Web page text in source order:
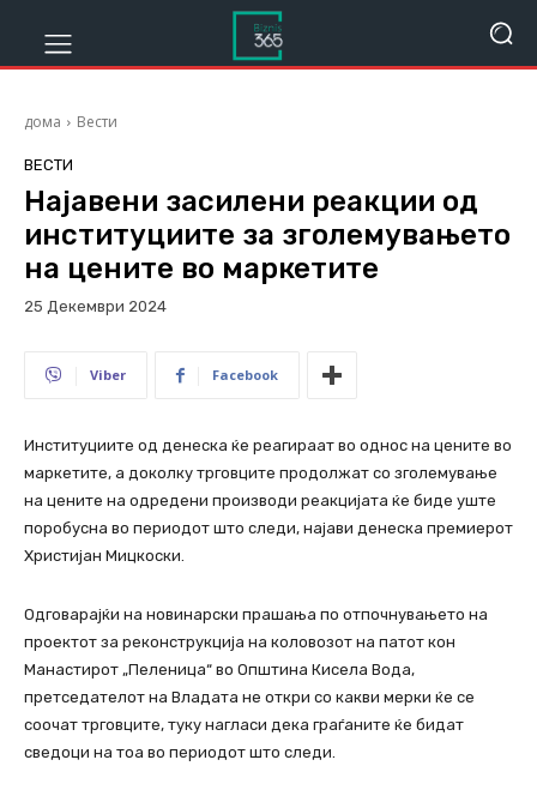
дома Вести
ВЕСТИ
Најавени засилени реакции од
институциите за зголемувањето
на цените во маркетите
25 Декември 2024
Viber Facebook
Институциите од денеска ќе реагираат во однос на цените во
маркетите, а доколку трговците продолжат со зголемување
на цените на одредени производи реакцијата ќе биде уште
поробусна во периодот што следи, најави денеска премиерот
Христијан Мицкоски.
Одговарајќи на новинарски прашања по отпочнувањето на
проектот за реконструкција на коловозот на патот кон
Манастирот „Пеленица“ во Општина Кисела Вода,
претседателот на Владата не откри со какви мерки ќе се
соочат трговците, туку нагласи дека граѓаните ќе бидат
сведоци на тоа во периодот што следи.